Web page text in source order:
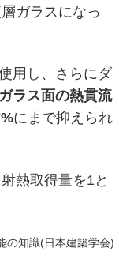
ガラスになっ
用し、さらにダ
ガラス面の熱貫流
にまで抑えられ
熱取得量を1と
の知識(日本建築学会)